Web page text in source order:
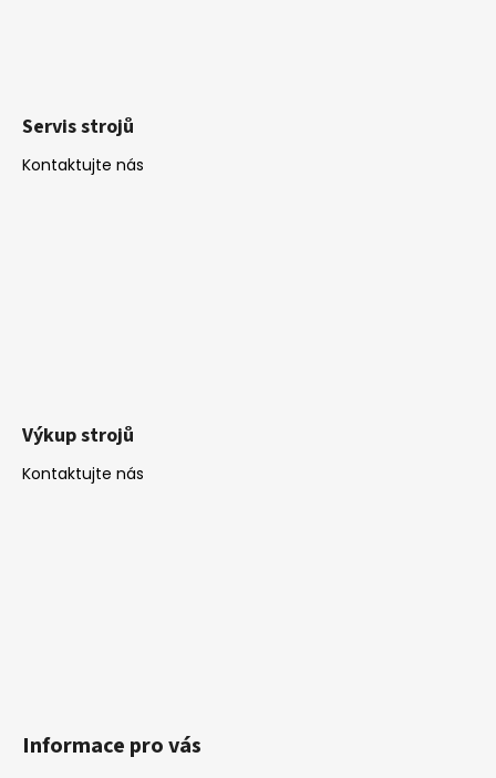
Servis strojů
Kontaktujte nás
Výkup strojů
Kontaktujte nás
Informace pro vás